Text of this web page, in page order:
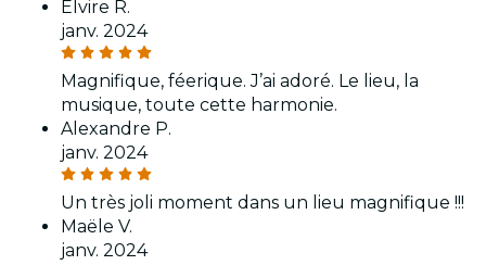
Elvire R.
janv. 2024
Magnifique, féerique. J’ai adoré. Le lieu, la
musique, toute cette harmonie.
Alexandre P.
janv. 2024
Un très joli moment dans un lieu magnifique !!!
Maële V.
janv. 2024